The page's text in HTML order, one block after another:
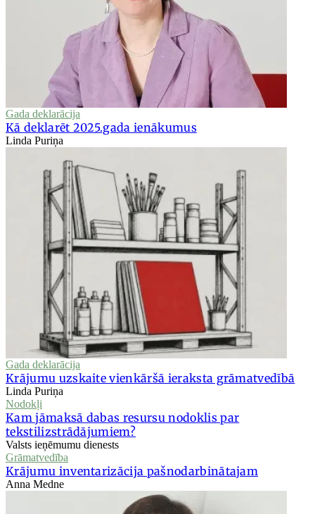
Gada deklarācija
Kā deklarēt 2025.gada ienākumus
Linda Puriņa
Gada deklarācija
Krājumu uzskaite vienkāršā ieraksta grāmatvedībā
Linda Puriņa
Nodokļi
Kam jāmaksā dabas resursu nodoklis par
tekstilizstrādājumiem?
Valsts ieņēmumu dienests
Grāmatvedība
Krājumu inventarizācija pašnodarbinātajam
Anna Medne